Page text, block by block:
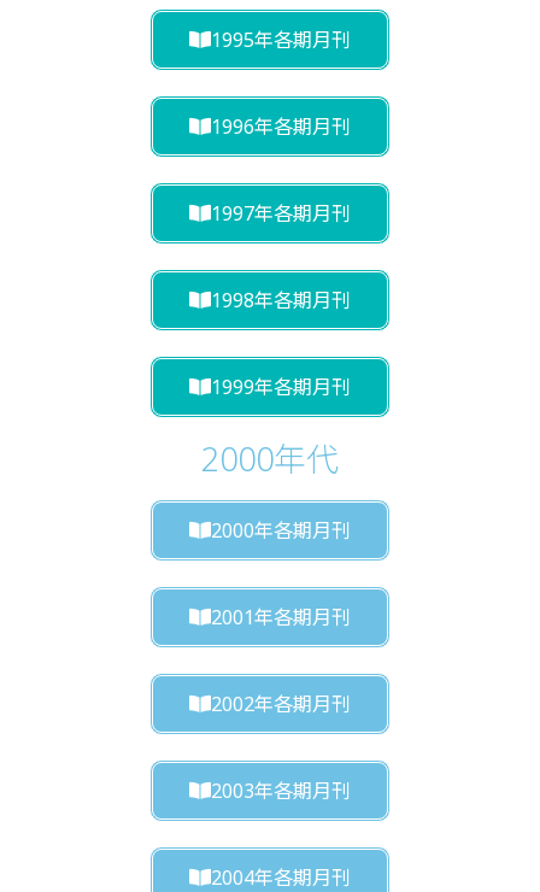
1995年各期月刊
1996年各期月刊
1997年各期月刊
1998年各期月刊
1999年各期月刊
2000年代
2000年各期月刊
2001年各期月刊
2002年各期月刊
2003年各期月刊
2004年各期月刊